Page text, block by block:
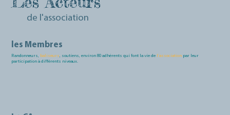
de l'association
les Membres
Randonneurs, baliseurs, soutiens, environ 80 adhérents qui font la vie de l'associationpar leur
participation à différents niveaux.